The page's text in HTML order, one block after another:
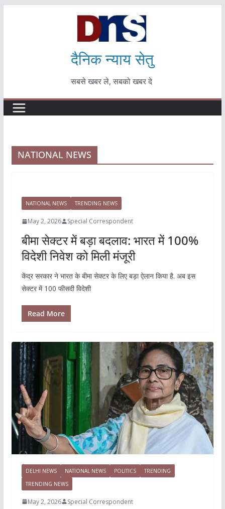
दैनिक न्याय सेतु
सबसे खबर ले, सबको खबर दे
NATIONAL NEWS
NATIONAL NEWS TRENDING NEWS
May 2, 2026 Special Correspondent
बीमा सेक्टर में बड़ा बदलाव: भारत में 100%
विदेशी निवेश को मिली मंजूरी
केंद्र सरकार ने भारत के बीमा सेक्‍टर के लिए बड़ा ऐलान किया है. अब इस
सेक्‍टर में 100 फीसदी विदेशी
Read More
DELHI NEWS NATIONAL NEWS POLITICS
TRENDING
TRENDING NEWS
May 2, 2026 Special Correspondent